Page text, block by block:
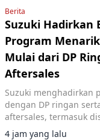
Berita
Suzuki Hadirkan
Program Menarik
Mulai dari DP
Aftersales
Suzuki menghadirkan
dengan DP ringan
aftersales, termasuk
voucher selama
4 jam yang lalu